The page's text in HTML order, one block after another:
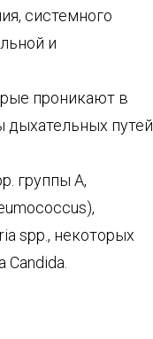
системного
и
проникают в
дыхательных путей
группы A,
spp., некоторых